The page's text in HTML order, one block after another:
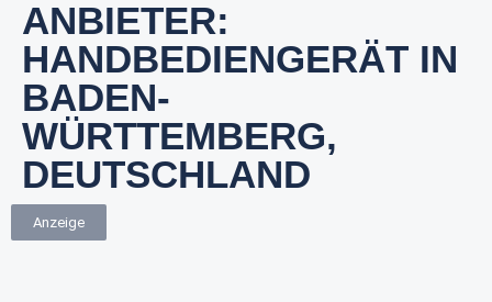
ANBIETER:
HANDBEDIENGERÄT IN
BADEN-
WÜRTTEMBERG,
DEUTSCHLAND
Anzeige